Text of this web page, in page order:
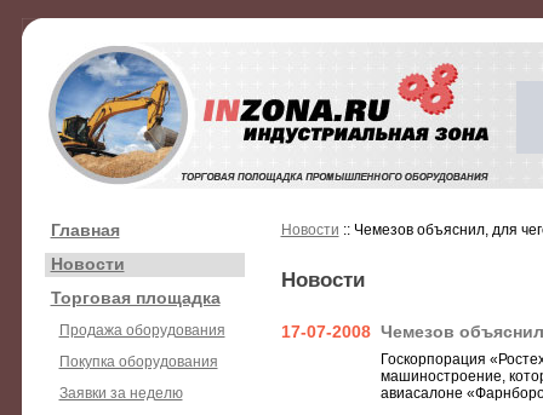
Главная
Новости
Торговая площадка
Продажа оборудования
Покупка оборудования
Заявки за неделю
Новости :: Чемезов объяснил, для
Новости
17-07-2008 Чемезов
Госкорпорация
машиностроение,
авиасалоне